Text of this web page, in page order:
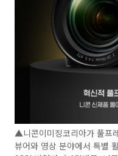
▲니콘이미징코리아가 풀프
뷰어와 영상 분야에서 특별